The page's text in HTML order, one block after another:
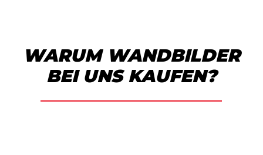
WARUM WANDBILDER
BEI UNS KAUFEN?